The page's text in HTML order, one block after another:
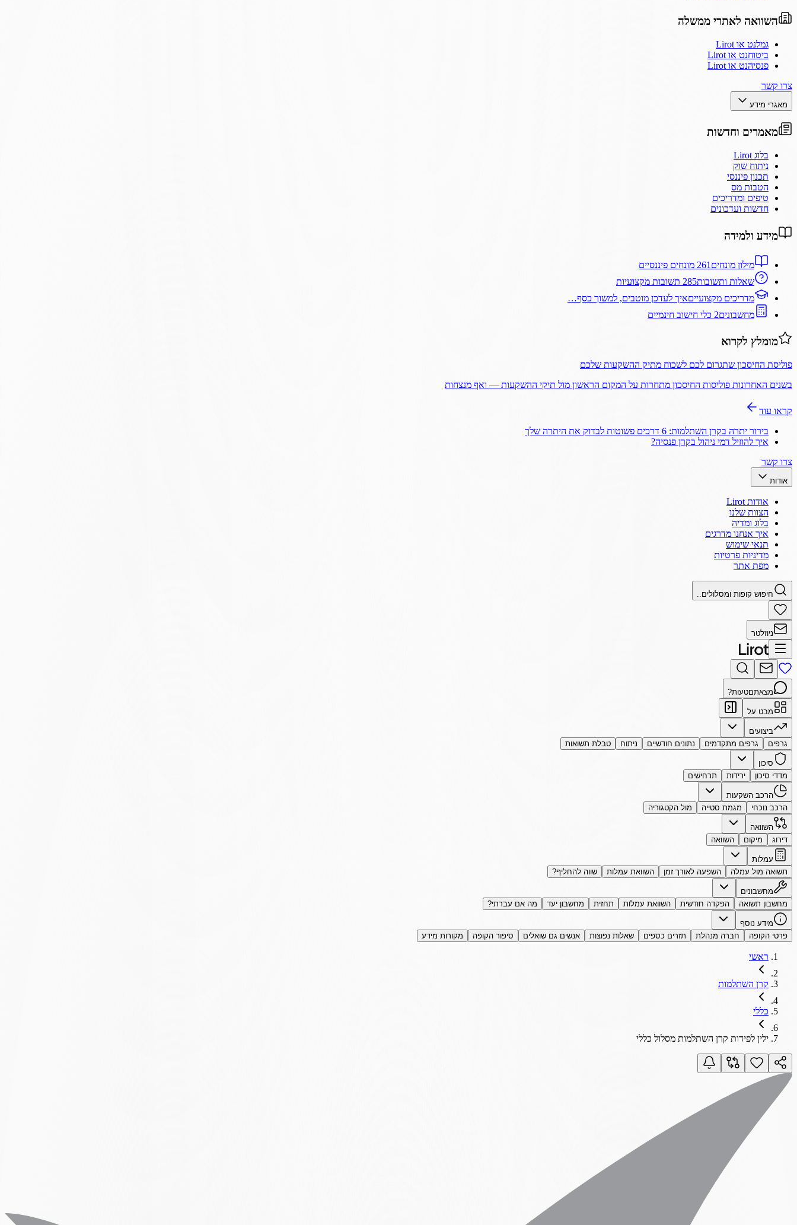
השוואה לאתרי ממשלה
גמלנט או Lirot
ביטוחנט או Lirot
פנסיהנט או Lirot
צרו קשר
מאגרי מידע
מאמרים וחדשות
בלוג Lirot
ניתוח שוק
תכנון פיננסי
הטבות מס
טיפים ומדריכים
חדשות ועדכונים
מידע ולמידה
מילון מונחים 261 מונחים פיננסיים
שאלות ותשובות285 תשובות מקצועיות
מדריכים מקצועייםאיך לעדכן מוטבים, למשוך כסף…
מחשבונים2 כלי חישוב חינמיים
מומלץ לקרוא
פוליסת החיסכון שתגרום לכם לשכוח מתיק ההשקעות שלכם
בשנים האחרונות פוליסות החיסכון מתחרות על המקום הראשון מול תיקי ההשקעות — ואף מנצחות
קראו עוד
בירור יתרה בקרן השתלמות: 6 דרכים פשוטות לבדוק את היתרה שלך
איך להוזיל דמי ניהול בקרן פנסיה?
צרו קשר
אודות
אודות Lirot
הצוות שלנו
בלוג ומדיה
איך אנחנו מדרגים
תנאי שימוש
מדיניות פרטיות
מפת אתר
חיפוש קופות ומסלולים..
ניוזלטר
מצאתםטעות?
מבט על
ביצועים
גרפים
גרפים מתקדמים נתונים חודשיים ניתוח טבלת תשואות
סיכון
מדדי סיכון
ירידות תרחישים
הרכב השקעות
הרכב נוכחי
מגמת סטייה מול הקטגוריה
השוואה
דירוג
מיקום השוואה
עמלות
תשואה מול עמלה
השפעה לאורך זמן השוואת עמלות שווה להחליף?
מחשבונים
מחשבון תשואה
הפקדה חודשית השוואת עמלות תחזית מחשבון יעד מה אם עברתי?
מידע נוסף
פרטי הקופה
חברה מנהלת תזרים כספים שאלות נפוצות אנשים גם שואלים סיפור הקופה מקורות מידע
ראשי
קרן השתלמות
כללי
ילין לפידות קרן השתלמות מסלול כללי